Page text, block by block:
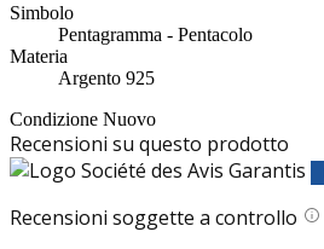
Simbolo
Pentagramma - Pentacolo
Materia
Argento 925
Condizione Nuovo
Recensioni su questo prodotto
Recensioni soggette a controllo